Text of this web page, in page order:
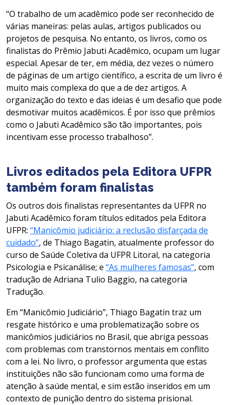
“O trabalho de um acadêmico pode ser reconhecido de
várias maneiras: pelas aulas, artigos publicados ou
projetos de pesquisa. No entanto, os livros, como os
finalistas do Prêmio Jabuti Acadêmico, ocupam um lugar
especial. Apesar de ter, em média, dez vezes o número
de páginas de um artigo científico, a escrita de um livro é
muito mais complexa do que a de dez artigos. A
organização do texto e das ideias é um desafio que pode
desmotivar muitos acadêmicos. É por isso que prêmios
como o Jabuti Acadêmico são tão importantes, pois
incentivam esse processo trabalhoso”.
Livros editados pela Editora UFPR
também foram finalistas
Os outros dois finalistas representantes da UFPR no
Jabuti Acadêmico foram títulos editados pela Editora
UFPR: “Manicômio judiciário: a reclusão disfarçada de
cuidado”, de Thiago Bagatin, atualmente professor do
curso de Saúde Coletiva da UFPR Litoral, na categoria
Psicologia e Psicanálise; e “As mulheres famosas”, com
tradução de Adriana Tulio Baggio, na categoria
Tradução.
Em “Manicômio Judiciário”, Thiago Bagatin traz um
resgate histórico e uma problematização sobre os
manicômios judiciários no Brasil, que abriga pessoas
com problemas com transtornos mentais em conflito
com a lei. No livro, o professor argumenta que estas
instituições não são funcionam como uma forma de
atenção à saúde mental, e sim estão inseridos em um
contexto de punição dentro do sistema prisional.